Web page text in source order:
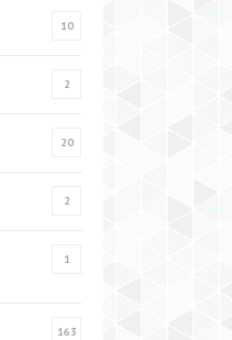
10
2
20
2
1
163